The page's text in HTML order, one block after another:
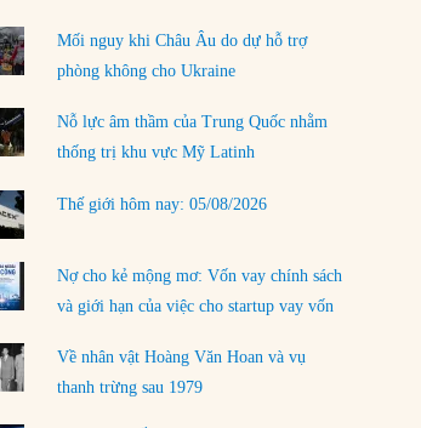
01/08/2026
31/07/2026
phải chịu đựng?
30/07/2026
Tập tìm cách chôn vùi bê bối chấn động vòng
tròn thân cận của mình
LOAD MORE
Mối nguy khi Châu Âu do dự hỗ trợ
phòng không cho Ukraine
Nỗ lực âm thầm của Trung Quốc nhằm
thống trị khu vực Mỹ Latinh
Thế giới hôm nay: 05/08/2026
Nợ cho kẻ mộng mơ: Vốn vay chính sách
và giới hạn của việc cho startup vay vốn
Về nhân vật Hoàng Văn Hoan và vụ
thanh trừng sau 1979